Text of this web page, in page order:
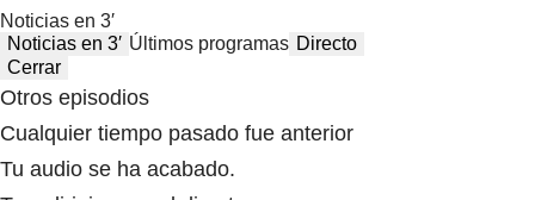
Noticias en 3′
Noticias en 3′ Últimos programas Directo
Cerrar
Otros episodios
Cualquier tiempo pasado fue anterior
Tu audio se ha acabado.